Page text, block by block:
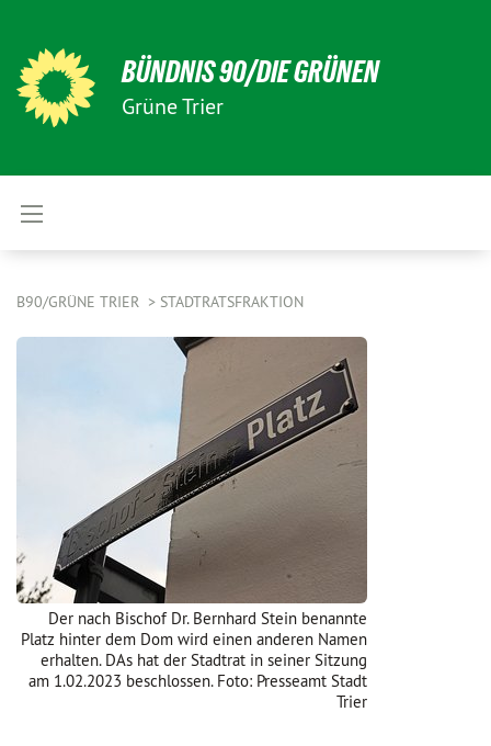
BÜNDNIS 90/DIE GRÜNEN
Grüne Trier
B90/GRÜNE TRIER STADTRATSFRAKTION
Der nach Bischof Dr. Bernhard Stein benannte
Platz hinter dem Dom wird einen anderen Namen
erhalten. DAs hat der Stadtrat in seiner Sitzung
am 1.02.2023 beschlossen. Foto: Presseamt Stadt
Trier